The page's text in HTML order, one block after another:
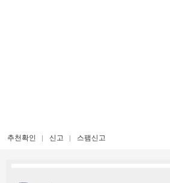
추천확인 신고 스팸신고